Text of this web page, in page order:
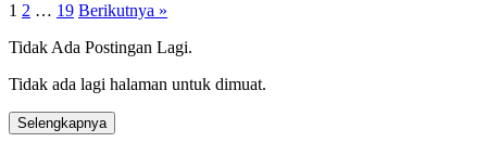
1 2 … 19 Berikutnya »
Tidak Ada Postingan Lagi.
Tidak ada lagi halaman untuk dimuat.
Selengkapnya